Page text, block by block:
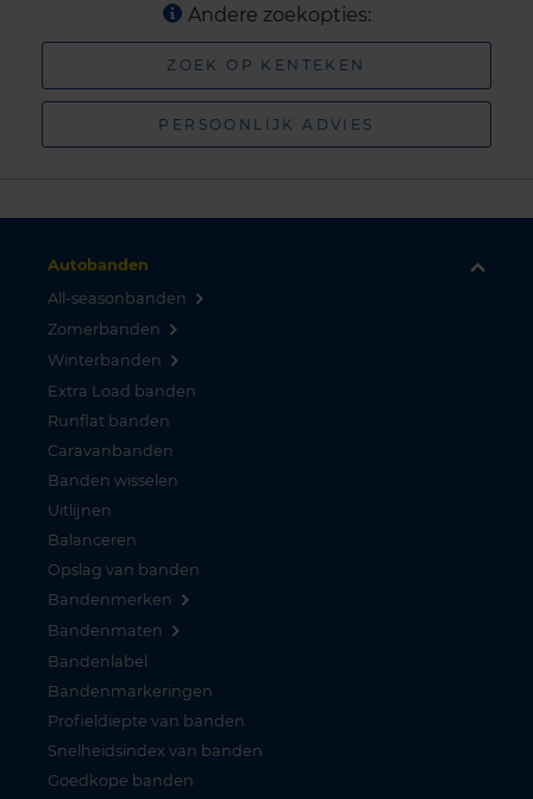
Andere zoekopties:
ZOEK OP KENTEKEN
PERSOONLIJK ADVIES
Autobanden
All-seasonbanden
Zomerbanden
Winterbanden
Extra Load banden
Runflat banden
Caravanbanden
Banden wisselen
Uitlijnen
Balanceren
Opslag van banden
Bandenmerken
Bandenmaten
Bandenlabel
Bandenmarkeringen
Profieldiepte van banden
Snelheidsindex van banden
Goedkope banden